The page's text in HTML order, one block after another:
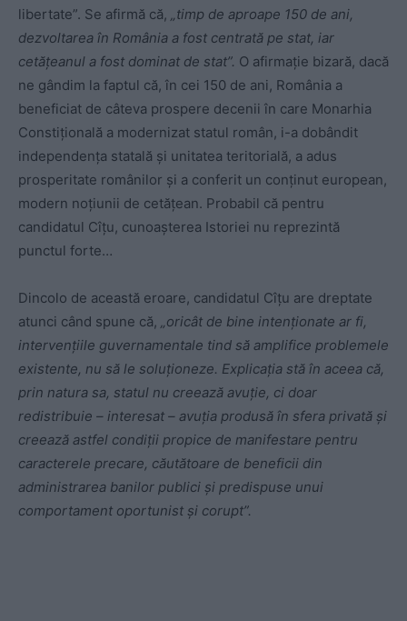
libertate”. Se afirmă că,
„timp de aproape 150 de ani,
dezvoltarea în România a fost centrată pe stat, iar
cetățeanul a fost dominat de stat”. O afirmație bizară, dacă
ne gândim la faptul că, în cei 150 de ani, România a
beneficiat de câteva prospere decenii în care Monarhia
Constițională a modernizat statul român, i-a dobândit
independența statală și unitatea teritorială, a adus
prosperitate românilor și a conferit un conținut european,
modern noțiunii de cetățean. Probabil că pentru
candidatul Cîțu, cunoașterea Istoriei nu reprezintă
punctul forte…
Dincolo de această eroare, candidatul Cîțu are dreptate
atunci când spune că,
„oricât de bine intenționate ar fi,
intervențiile guvernamentale tind să amplifice problemele
existente, nu să le soluționeze. Explicația stă în aceea că,
prin natura sa, statul nu creează avuție, ci doar
redistribuie – interesat – avuția produsă în sfera privată și
creează astfel condiții propice de manifestare pentru
caracterele precare, căutătoare de beneficii din
administrarea banilor publici și predispuse unui
comportament oportunist și corupt”.